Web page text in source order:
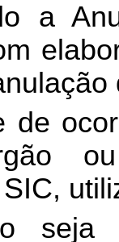
a
de
ou
seja